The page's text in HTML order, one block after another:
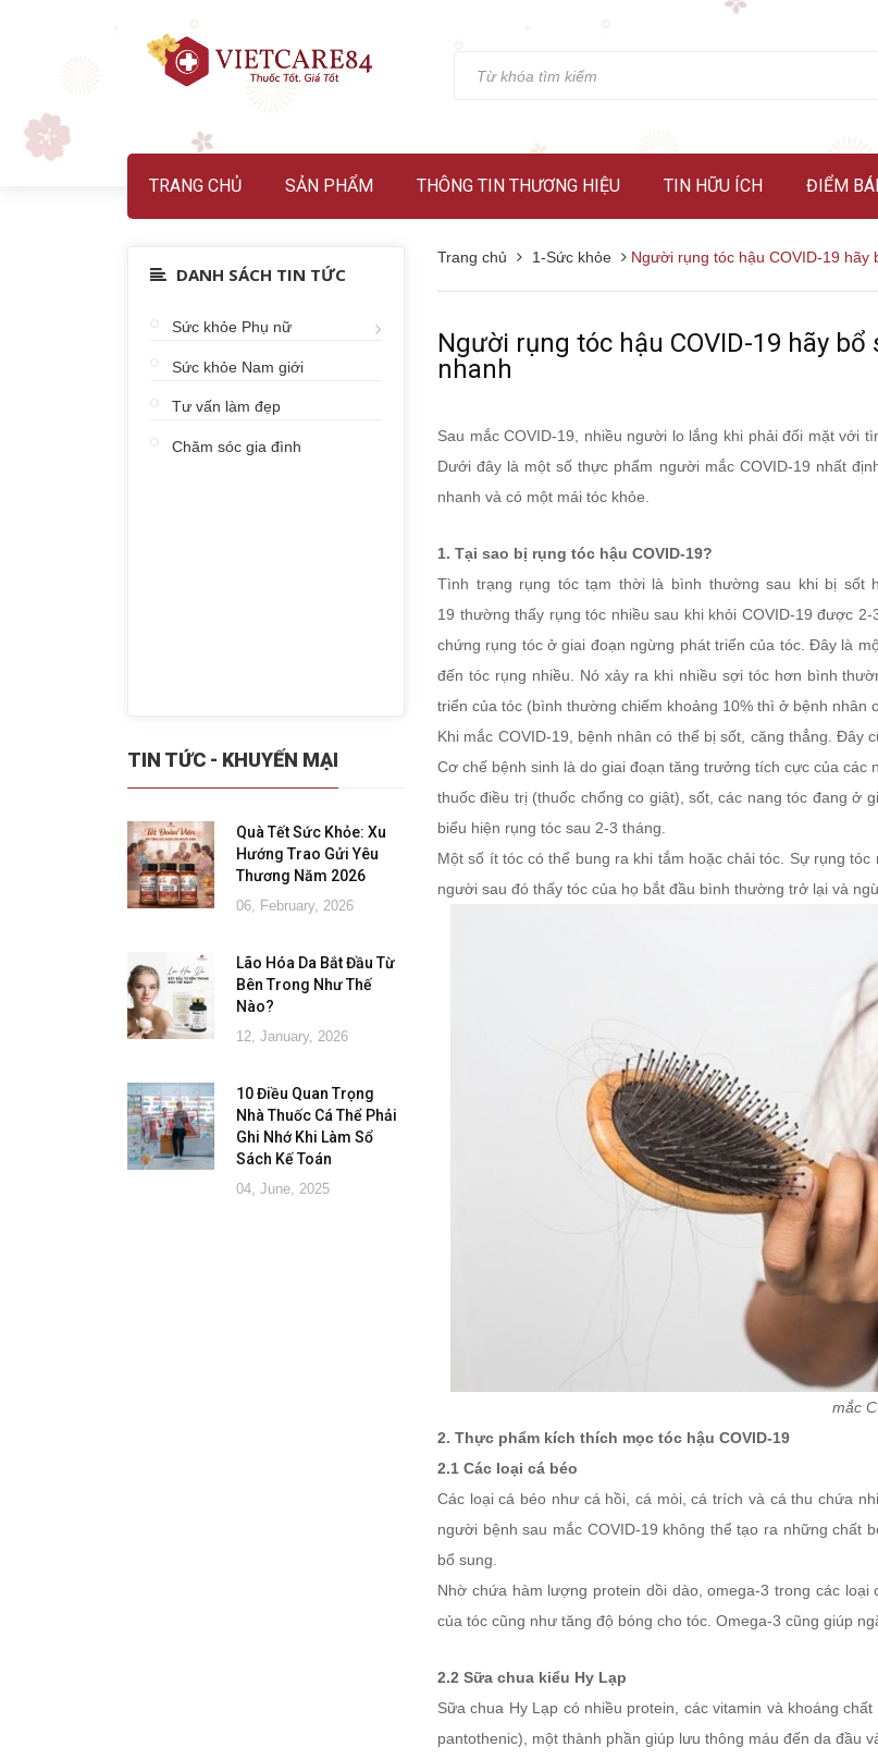
TRANG CHỦ SẢN PHẨM THÔNG TIN THƯƠNG HIỆU TIN HỮU ÍCH ĐIỂM
Trang chủ 1-Sức khỏe Người rụng tóc hậu COVID-19
Người rụng tóc hậu COVID-19 hãy
nhanh
Sau mắc COVID-19, nhiều người lo lắng khi phải đối mặt với
Dưới đây là một số thực phẩm người mắc COVID-19 nhất
nhanh và có một mái tóc khỏe.
1. Tại sao bị rụng tóc hậu COVID-19?
Tình trạng rụng tóc tạm thời là bình thường sau khi bị sốt
19 thường thấy rụng tóc nhiều sau khi khỏi COVID-19 được
chứng rụng tóc ở giai đoạn ngừng phát triển của tóc. Đây là
đến tóc rụng nhiều. Nó xảy ra khi nhiều sợi tóc hơn bình
triển của tóc (bình thường chiếm khoảng 10% thì ở bệnh nhân
Khi mắc COVID-19, bệnh nhân có thể bị sốt, căng thẳng. Đây
Cơ chế bệnh sinh là do giai đoạn tăng trưởng tích cực của
thuốc điều trị (thuốc chống co giật), sốt, các nang tóc đang ở
biểu hiện rụng tóc sau 2-3 tháng.
Một số ít tóc có thể bung ra khi tắm hoặc chải tóc. Sự rụng
người sau đó thấy tóc của họ bắt đầu bình thường trở lại và
mắc
2. Thực phẩm kích thích mọc tóc hậu COVID-19
2.1 Các loại cá béo
Các loại cá béo như cá hồi, cá mòi, cá trích và cá thu chứa
người bệnh sau mắc COVID-19 không thể tạo ra những chất
bổ sung.
Nhờ chứa hàm lượng protein dồi dào, omega-3 trong các
của tóc cũng như tăng độ bóng cho tóc. Omega-3 cũng giúp
2.2 Sữa chua kiểu Hy Lạp
Sữa chua Hy Lạp có nhiều protein, các vitamin và khoáng
pantothenic), một thành phần giúp lưu thông máu đến da đầu
DANH SÁCH TIN TỨC
Sức khỏe Phụ nữ
Sức khỏe Nam giới
Tư vấn làm đẹp
Chăm sóc gia đình
TIN TỨC - KHUYẾN MẠI
Quà Tết Sức Khỏe: Xu
Hướng Trao Gửi Yêu
Thương Năm 2026
06, February, 2026
Lão Hóa Da Bắt Đầu Từ
Bên Trong Như Thế
Nào?
12, January, 2026
10 Điều Quan Trọng
Nhà Thuốc Cá Thể Phải
Ghi Nhớ Khi Làm Sổ
Sách Kế Toán
04, June, 2025